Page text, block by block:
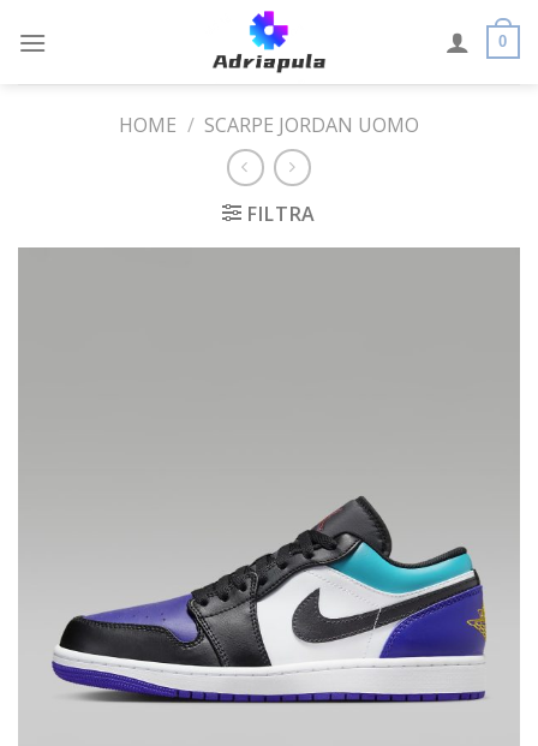
0
HOME / SCARPE JORDAN UOMO
FILTRA